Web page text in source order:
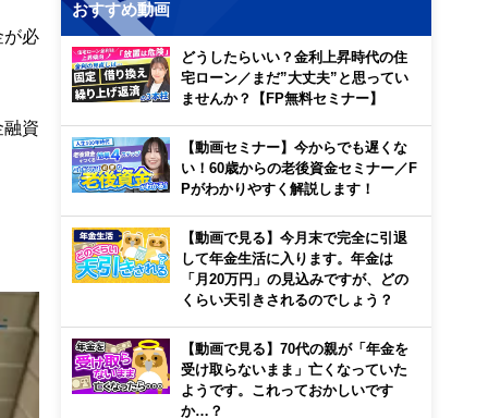
が必
融資
おすすめ動画
どうしたらいい？金利上昇時代の住
宅ローン／まだ”大丈夫”と思ってい
ませんか？【FP無料セミナー】
【動画セミナー】今からでも遅くな
い！60歳からの老後資金セミナー／F
Pがわかりやすく解説します！
【動画で見る】今月末で完全に引退
して年金生活に入ります。年金は
「月20万円」の見込みですが、どの
くらい天引きされるのでしょう？
【動画で見る】70代の親が「年金を
受け取らないまま」亡くなっていた
ようです。これっておかしいです
か…？